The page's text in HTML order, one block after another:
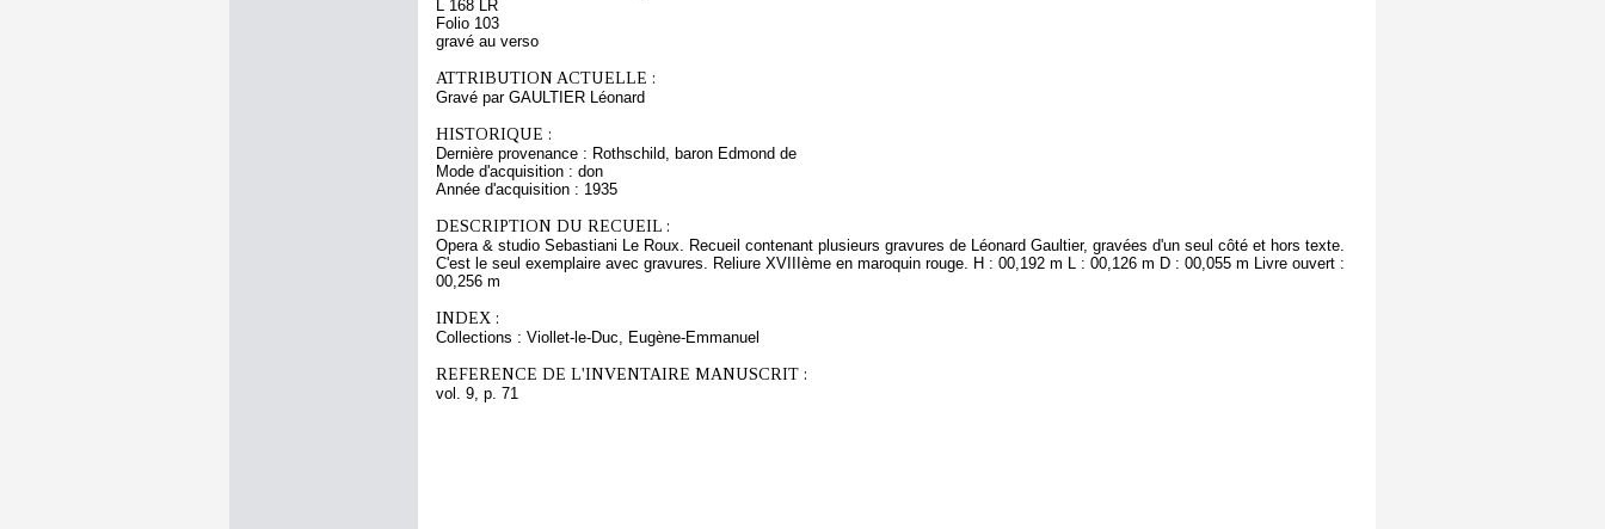
L 168 LR
Folio 103
gravé au verso
ATTRIBUTION ACTUELLE :
Gravé par GAULTIER Léonard
HISTORIQUE :
Dernière provenance : Rothschild, baron Edmond de
Mode d'acquisition : don
Année d'acquisition : 1935
DESCRIPTION DU RECUEIL :
Opera & studio Sebastiani Le Roux. Recueil contenant plusieurs gravures de Léonard Gaultier, gravées d'un seul côté et hors texte.
C'est le seul exemplaire avec gravures. Reliure XVIIIème en maroquin rouge. H : 00,192 m L : 00,126 m D : 00,055 m Livre ouvert :
00,256 m
INDEX :
Collections : Viollet-le-Duc, Eugène-Emmanuel
REFERENCE DE L'INVENTAIRE MANUSCRIT :
vol. 9, p. 71